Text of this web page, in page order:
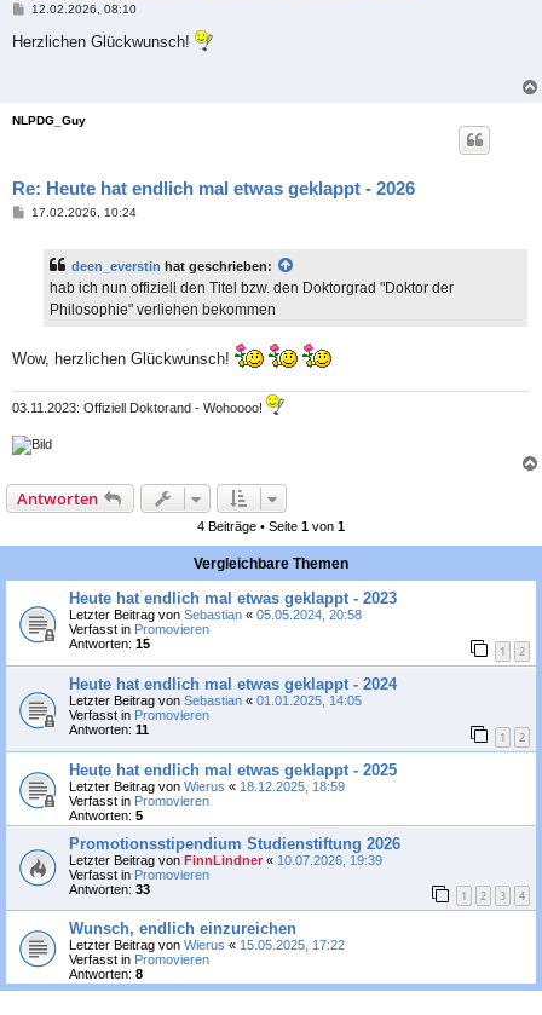
B
i
12.02.2026, 08:10
Herzlichen Glückwunsch!
NLPDG_Guy
Re: Heute hat endlich mal etwas geklappt - 2026
B17.02.2026, 10:24
deen_everstin hat geschrieben:
hab ich nun offiziell den Titel bzw. den Doktorgrad "Doktor der
Philosophie" verliehen bekommen
Wow, herzlichen Glückwunsch!
03.11.2023: Offiziell Doktorand - Wohoooo!
Antworten
4 Beiträge • Seite 1 von 1
Vergleichbare Themen
Heute hat endlich mal etwas geklappt - 2023
Letzter Beitrag von Sebastian « 05.05.2024, 20:58
Verfasst in Promovieren
Antworten: 15 1 2
Heute hat endlich mal etwas geklappt - 2024
Letzter Beitrag von Sebastian « 01.01.2025, 14:05
Verfasst in Promovieren
Antworten: 11 1 2
Heute hat endlich mal etwas geklappt - 2025
Letzter Beitrag von Wierus « 18.12.2025, 18:59
Verfasst in Promovieren
Antworten: 5
Promotionsstipendium Studienstiftung 2026
Letzter Beitrag von FinnLindner « 10.07.2026, 19:39
Verfasst in Promovieren
Antworten: 33 1 2 3 4
Wunsch, endlich einzureichen
Letzter Beitrag von Wierus « 15.05.2025, 17:22
Verfasst in Promovieren
Antworten: 8